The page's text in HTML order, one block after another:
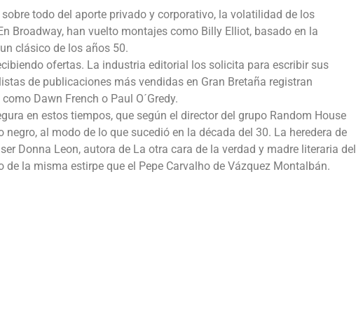
todo del aporte privado y corporativo, la volatilidad de los
Broadway, han vuelto montajes como Billy Elliot, basado en la
clásico de los años 50.
ofertas. La industria editorial los solicita para escribir sus
de publicaciones más vendidas en Gran Bretaña registran
Dawn French o Paul O´Gredy.
en estos tiempos, que según el director del grupo Random House
al modo de lo que sucedió en la década del 30. La heredera de
Donna Leon, autora de La otra cara de la verdad y madre literaria del
la misma estirpe que el Pepe Carvalho de Vázquez Montalbán.